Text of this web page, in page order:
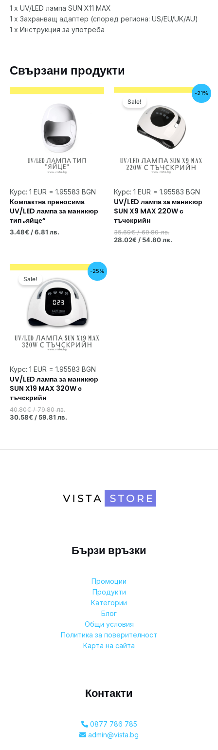
1 х UV/LED лампа SUN X11 MAX
1 х Захранващ адаптер (според региона: US/EU/UK/AU)
1 х Инструкция за употреба
Свързани продукти
Курс: 1 EUR = 1.95583 BGN
Компактна преносима
UV/LED лампа за маникюр
тип „яйце“
3.48€ / 6.81 лв.
-21%
Курс: 1 EUR = 1.95583 BGN
Sale!
UV/LED лампа за маникюр
SUN X9 MAX 220W с
тъчскрийн
35.69€/ 69.80 лв.
Original
35.69€
/
69.80 лв..
28.02€ / 54.80 лв.
Текущата
28.02€
/
54.80 лв..
-25%
Курс: 1 EUR = 1.95583 BGN
Sale!
UV/LED лампа за маникюр
SUN X19 MAX 320W с
тъчскрийн
40.80€/ 79.80 лв.
Original
was:
40.80€
79.80 лв..
30.58€ / 59.81 лв.
Текущата
е:
30.58€
59.81 лв..
Бързи връзки
Промоции
Продукти
Категории
Блог
Общи условия
Политика за поверителност
Карта на сайта
Контакти
0877 786 785
admin@vista.bg